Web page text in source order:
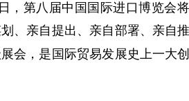
第八届中国国际进口博览会
、亲自提出、亲自部署、亲自
会，是国际贸易发展史上一大